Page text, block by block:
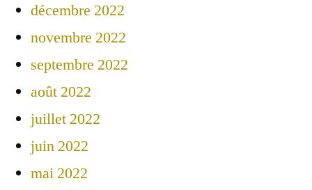
décembre 2022
novembre 2022
septembre 2022
août 2022
juillet 2022
juin 2022
mai 2022